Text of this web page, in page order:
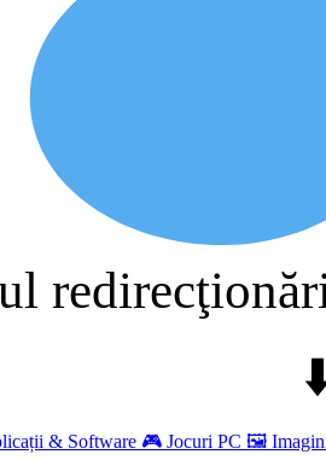
& Software 🎮 Jocuri PC 🖼️